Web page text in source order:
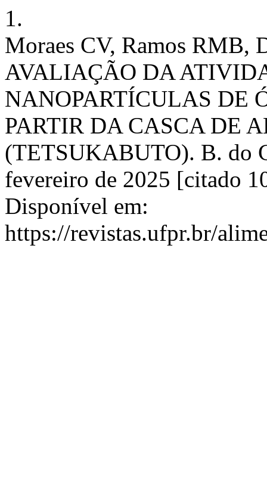
1.
Moraes CV, Ramos RMB,
AVALIAÇÃO DA
NANOPARTÍCULAS DE
PARTIR DA CASCA DE
(TETSUKABUTO). B. do
fevereiro de 2025 [citado
Disponível em:
https://revistas.ufpr.br/